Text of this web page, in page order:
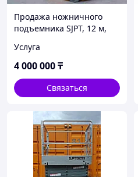
Продажа ножничного
подъемника SJPT, 12 м,
Астана
Услуга
4 000 000₸
Связаться